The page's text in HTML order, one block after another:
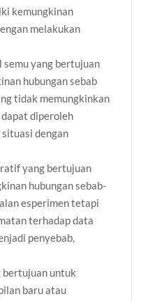
kemungkinan
melakukan
yang bertujuan
hubungan sebab
tidak memungkinkan
diperoleh
dengan
yang bertujuan
hubungan sebab-
esperimen tetapi
terhadap data
penyebab,
bertujuan untuk
baru atau